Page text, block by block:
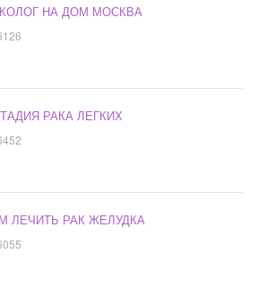
НА ДОМ МОСКВА
РАКА ЛЕГКИХ
ЛЕЧИТЬ РАК ЖЕЛУДКА